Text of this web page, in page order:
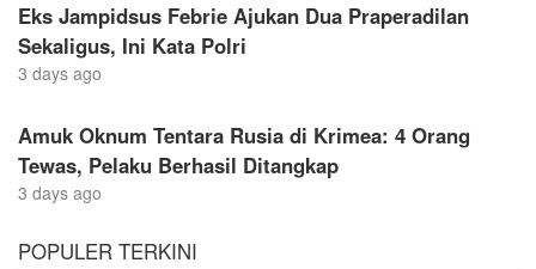
Eks Jampidsus Febrie Ajukan Dua Praperadilan
Sekaligus, Ini Kata Polri
3 days ago
Amuk Oknum Tentara Rusia di Krimea: 4 Orang
Tewas, Pelaku Berhasil Ditangkap
3 days ago
POPULER TERKINI